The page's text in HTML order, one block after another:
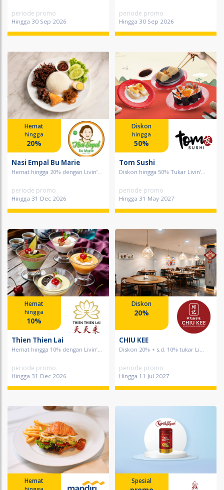
periode promo
Hingga 30 Sep 2026
periode promo
Hingga 30 Sep 2026
Hemat
hingga
20%
Nasi Empal Bu Marie
Hemat hingga 20% dengan Livin’...
periode promo
Hingga 31 Dec 2026
Diskon
hingga
50%
Tom Sushi
Diskon hingga 50% Tukar Livin'...
periode promo
Hingga 31 May 2027
Hemat
hingga
10%
Thien Thien Lai
Hemat hingga 10% dengan Livin’...
periode promo
Hingga 31 Dec 2026
Diskon
20%
CHIU KEE
Diskon 20% + s.d. 10% tukar Li...
periode promo
Hingga 11 Jul 2027
Hemat Spesial